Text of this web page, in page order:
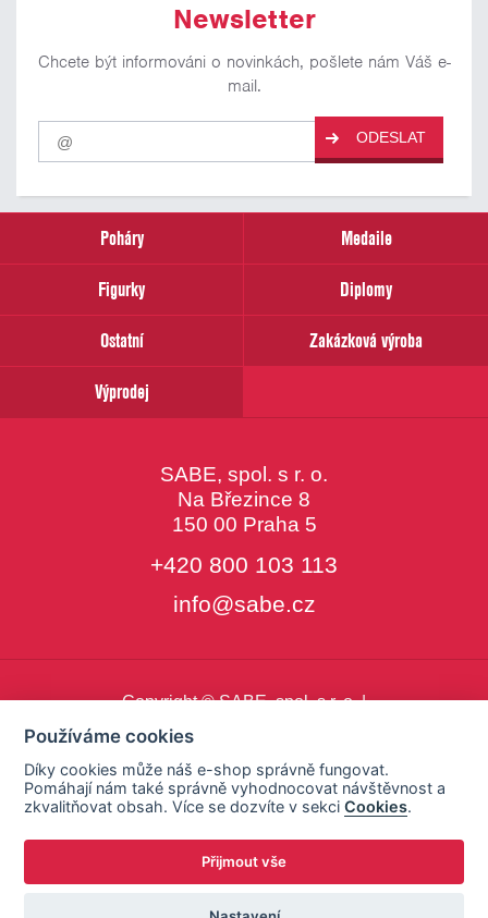
Newsletter
Chcete být informováni o novinkách, pošlete nám Váš e-
mail.
Pro
odběr
našich
email
ODESLAT
Poháry
Medaile
Figurky
Diplomy
Ostatní
Zakázková výroba
Výprodej
SABE, spol. s r. o.
Na Březince 8
150 00 Praha 5
+420 800 103 113
info@sabe.cz
Copyright © SABE, spol. s r. o. |
Používáme cookies
Díky cookies může náš e-shop správně fungovat.
Pomáhají nám také správně vyhodnocovat návštěvnost a
zkvalitňovat obsah. Více se dozvíte v sekciCookies.
Přijmout vše